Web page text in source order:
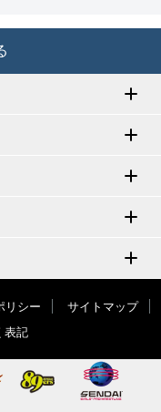
リシー
サイトマップ
表記